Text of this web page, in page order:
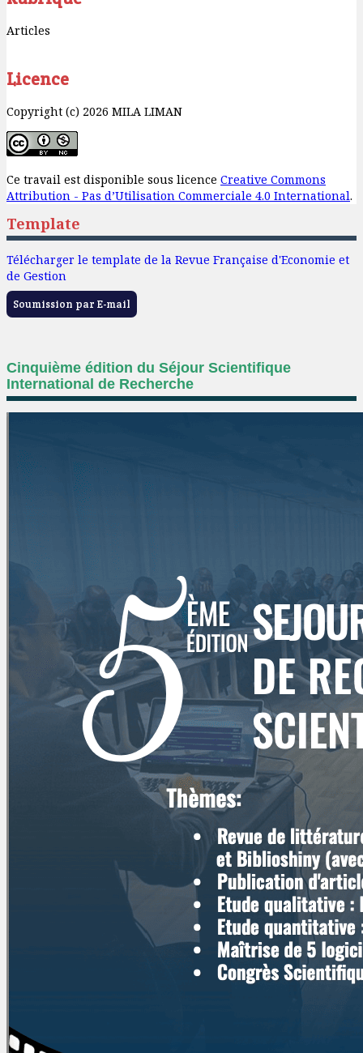
Articles
Licence
Copyright (c) 2026 MILA LIMAN
Ce travail est disponible sous licence Creative Commons
Attribution - Pas d’Utilisation Commerciale 4.0 International.
Template
Télécharger le template de la Revue Française d'Economie et
de Gestion
Soumission par E-mail
Cinquième édition du Séjour Scientifique
International de Recherche